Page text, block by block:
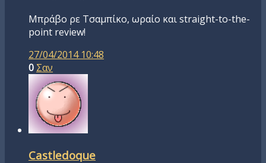
Μπράβο ρε Τσαμπίκο, ωραίο και straight-to-the-
point review!
27/04/2014 10:48
0 Σαν
Castledoque